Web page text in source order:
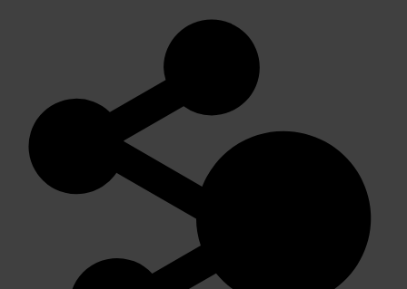
Inventaris van archieven van de gemeente
Bovenkarspel